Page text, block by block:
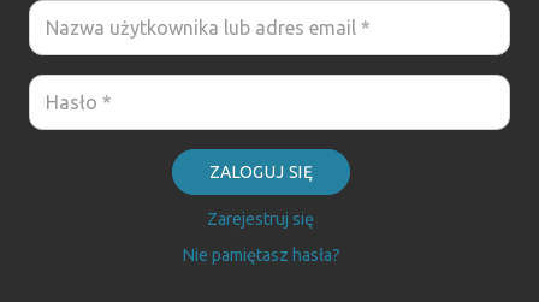
ZALOGUJ SIĘ
Zarejestruj się
Nie pamiętasz hasła?